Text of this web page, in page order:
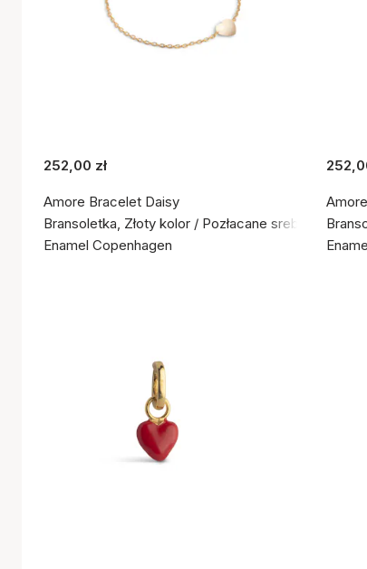
252,00 zł
Amore Bracelet Daisy
Bransoletka, Złoty kolor / Pozłacane srebro próby
Enamel Copenhagen